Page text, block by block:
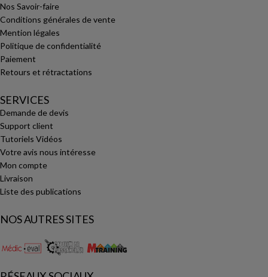
Nos Savoir-faire
Conditions générales de vente
Mention légales
Politique de confidentialité
Paiement
Retours et rétractations
SERVICES
Demande de devis
Support client
Tutoriels Vidéos
Votre avis nous intéresse
Mon compte
Livraison
Liste des publications
NOS AUTRES SITES